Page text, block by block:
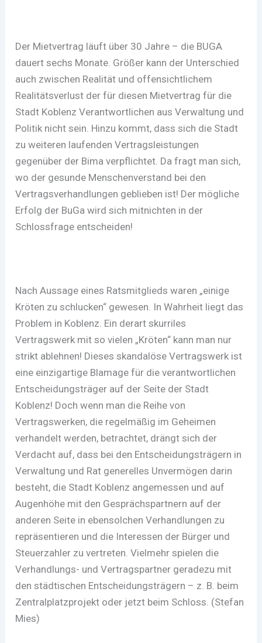
Der Mietvertrag läuft über 30 Jahre – die BUGA
dauert sechs Monate. Größer kann der Unterschied
auch zwischen Realität und offensichtlichem
Realitätsverlust der für diesen Mietvertrag für die
Stadt Koblenz Verantwortlichen aus Verwaltung und
Politik nicht sein. Hinzu kommt, dass sich die Stadt
zu weiteren laufenden Vertragsleistungen
gegenüber der Bima verpflichtet. Da fragt man sich,
wo der gesunde Menschenverstand bei den
Vertragsverhandlungen geblieben ist! Der mögliche
Erfolg der BuGa wird sich mitnichten in der
Schlossfrage entscheiden!
Nach Aussage eines Ratsmitglieds waren „einige
Kröten zu schlucken“ gewesen. In Wahrheit liegt das
Problem in Koblenz. Ein derart skurriles
Vertragswerk mit so vielen „Kröten“ kann man nur
strikt ablehnen! Dieses skandalöse Vertragswerk ist
eine einzigartige Blamage für die verantwortlichen
Entscheidungsträger auf der Seite der Stadt
Koblenz! Doch wenn man die Reihe von
Vertragswerken, die regelmäßig im Geheimen
verhandelt werden, betrachtet, drängt sich der
Verdacht auf, dass bei den Entscheidungsträgern in
Verwaltung und Rat generelles Unvermögen darin
besteht, die Stadt Koblenz angemessen und auf
Augenhöhe mit den Gesprächspartnern auf der
anderen Seite in ebensolchen Verhandlungen zu
repräsentieren und die Interessen der Bürger und
Steuerzahler zu vertreten. Vielmehr spielen die
Verhandlungs- und Vertragspartner geradezu mit
den städtischen Entscheidungsträgern – z. B. beim
Zentralplatzprojekt oder jetzt beim Schloss. (Stefan
Mies)